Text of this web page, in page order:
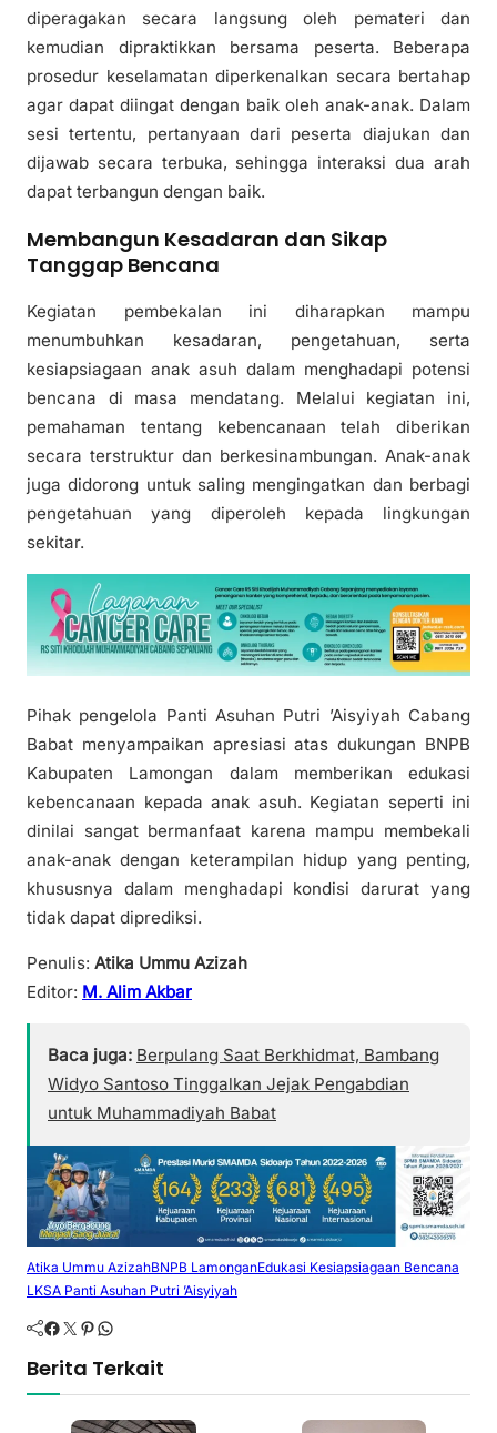
diperagakan secara langsung oleh pemateri dan
kemudian dipraktikkan bersama peserta. Beberapa
prosedur keselamatan diperkenalkan secara bertahap
agar dapat diingat dengan baik oleh anak-anak. Dalam
sesi tertentu, pertanyaan dari peserta diajukan dan
dijawab secara terbuka, sehingga interaksi dua arah
dapat terbangun dengan baik.
Membangun Kesadaran dan Sikap
Tanggap Bencana
Kegiatan pembekalan ini diharapkan mampu
menumbuhkan kesadaran, pengetahuan, serta
kesiapsiagaan anak asuh dalam menghadapi potensi
bencana di masa mendatang. Melalui kegiatan ini,
pemahaman tentang kebencanaan telah diberikan
secara terstruktur dan berkesinambungan. Anak-anak
juga didorong untuk saling mengingatkan dan berbagi
pengetahuan yang diperoleh kepada lingkungan
sekitar.
Pihak pengelola Panti Asuhan Putri ’Aisyiyah Cabang
Babat menyampaikan apresiasi atas dukungan BNPB
Kabupaten Lamongan dalam memberikan edukasi
kebencanaan kepada anak asuh. Kegiatan seperti ini
dinilai sangat bermanfaat karena mampu membekali
anak-anak dengan keterampilan hidup yang penting,
khususnya dalam menghadapi kondisi darurat yang
tidak dapat diprediksi.
Penulis: Atika Ummu Azizah
Editor: M. Alim Akbar
Baca juga: Berpulang Saat Berkhidmat, Bambang
Widyo Santoso Tinggalkan Jejak Pengabdian
untuk Muhammadiyah Babat
Atika Ummu AzizahBNPB LamonganEdukasi Kesiapsiagaan Bencana
LKSA Panti Asuhan Putri ’Aisyiyah
Facebook Twitter Pinterest WhatsApp
Berita Terkait